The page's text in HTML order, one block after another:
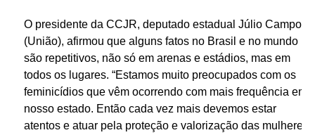
O presidente da CCJR, deputado estadual Júlio Campos
(União), afirmou que alguns fatos no Brasil e no mundo
são repetitivos, não só em arenas e estádios, mas em
todos os lugares. “Estamos muito preocupados com os
feminicídios que vêm ocorrendo com mais frequência em
nosso estado. Então cada vez mais devemos estar
atentos e atuar pela proteção e valorização das mulheres